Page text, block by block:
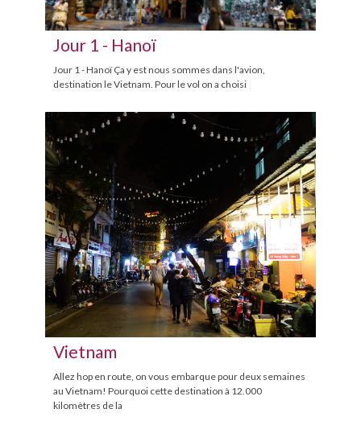
Jour 1 - Hanoï
Jour 1 - Hanoï Ça y est nous sommes dans l'avion,
destination le Vietnam. Pour le vol on a choisi
Vietnam
Allez hop en route, on vous embarque pour deux semaines
au Vietnam! Pourquoi cette destination à 12.000
kilomètres de la